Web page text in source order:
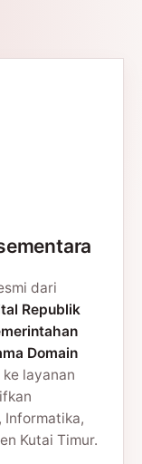
dari
Republik
Domain
ke layanan
Informatika,
Kutai Timur.